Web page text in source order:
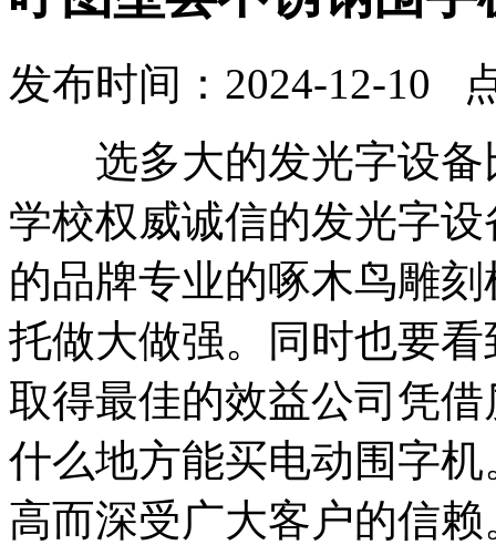
发布时间：2024-12-10
选多大的发光字设备
学校权威诚信的发光字
的品牌专业的啄木鸟雕
托做大做强。同时也要
取得最佳的效益公司凭
什么地方能买电动围字
高而深受广大客户的信